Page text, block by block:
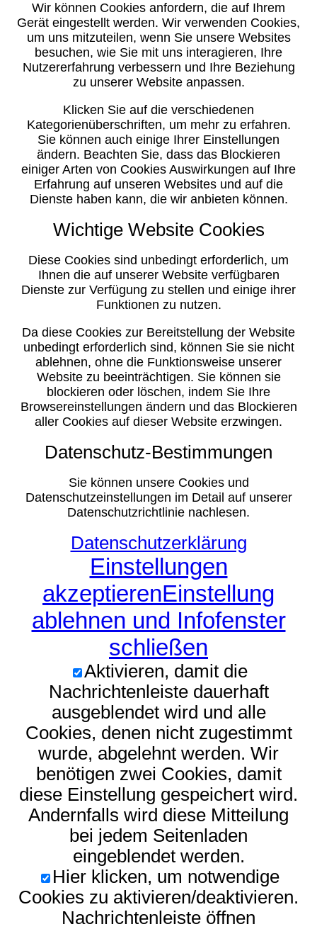
Wir können Cookies anfordern, die auf Ihrem
Gerät eingestellt werden. Wir verwenden Cookies,
um uns mitzuteilen, wenn Sie unsere Websites
besuchen, wie Sie mit uns interagieren, Ihre
Nutzererfahrung verbessern und Ihre Beziehung
zu unserer Website anpassen.
Klicken Sie auf die verschiedenen
Kategorienüberschriften, um mehr zu erfahren.
Sie können auch einige Ihrer Einstellungen
ändern. Beachten Sie, dass das Blockieren
einiger Arten von Cookies Auswirkungen auf Ihre
Erfahrung auf unseren Websites und auf die
Dienste haben kann, die wir anbieten können.
Wichtige Website Cookies
Diese Cookies sind unbedingt erforderlich, um
Ihnen die auf unserer Website verfügbaren
Dienste zur Verfügung zu stellen und einige ihrer
Funktionen zu nutzen.
Da diese Cookies zur Bereitstellung der Website
unbedingt erforderlich sind, können Sie sie nicht
ablehnen, ohne die Funktionsweise unserer
Website zu beeinträchtigen. Sie können sie
blockieren oder löschen, indem Sie Ihre
Browsereinstellungen ändern und das Blockieren
aller Cookies auf dieser Website erzwingen.
Datenschutz-Bestimmungen
Sie können unsere Cookies und
Datenschutzeinstellungen im Detail auf unserer
Datenschutzrichtlinie nachlesen.
Datenschutzerklärung
Einstellungen
akzeptierenEinstellung
ablehnen und Infofenster
schließen
Aktivieren, damit die
Nachrichtenleiste dauerhaft
ausgeblendet wird und alle
Cookies, denen nicht zugestimmt
wurde, abgelehnt werden. Wir
benötigen zwei Cookies, damit
diese Einstellung gespeichert wird.
Andernfalls wird diese Mitteilung
bei jedem Seitenladen
eingeblendet werden.
Hier klicken, um notwendige
Cookies zu aktivieren/deaktivieren.
Nachrichtenleiste öffnen